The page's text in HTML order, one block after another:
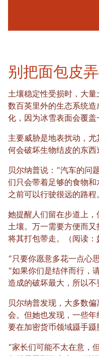
别把面包皮
土壤稳定性受损时，大
数百英里外的生态系统
化，因为冰雪表面会覆盖
主要威胁是地表扰动，
何会破坏生物结皮的东西
贝尔纳普说：“汽车的问
们只会带着足够的食物
之前可以行驶很远的路程
她提醒人们留在步道上
土壤。万一需要方便而又
将其打包带走。（阅读：
“只要你愿意多花一点心
“如果你们是结伴而行，
造成的破坏最大，所以不
贝尔纳普发现，大多数
会。但她也发现，一些
要在加密货币领域蹑手蹑
“家长们可能不太在意，